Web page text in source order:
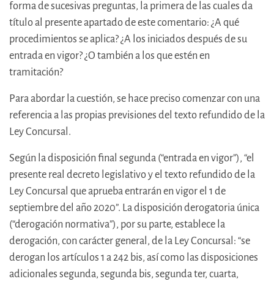
forma de sucesivas preguntas, la primera de las cuales da
título al presente apartado de este comentario: ¿A qué
procedimientos se aplica? ¿A los iniciados después de su
entrada en vigor? ¿O también a los que estén en
tramitación?
Para abordar la cuestión, se hace preciso comenzar con una
referencia a las propias previsiones del texto refundido de la
Ley Concursal.
Según la disposición final segunda (“entrada en vigor”), “el
presente real decreto legislativo y el texto refundido de la
Ley Concursal que aprueba entrarán en vigor el 1 de
septiembre del año 2020”. La disposición derogatoria única
(“derogación normativa”), por su parte, establece la
derogación, con carácter general, de la Ley Concursal: “se
derogan los artículos 1 a 242 bis, así como las disposiciones
adicionales segunda, segunda bis, segunda ter, cuarta,